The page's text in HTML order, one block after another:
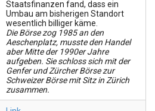
Staatsfinanzen fand, dass ein
Umbau am bisherigen Standort
wesentlich billiger käme.
Die Börse zog 1985 an den
Aeschenplatz, musste den Handel
aber Mitte der 1990er Jahre
aufgeben. Sie schloss sich mit der
Genfer und Zürcher Börse zur
Schweizer Börse mit Sitz in Zürich
zusammen.